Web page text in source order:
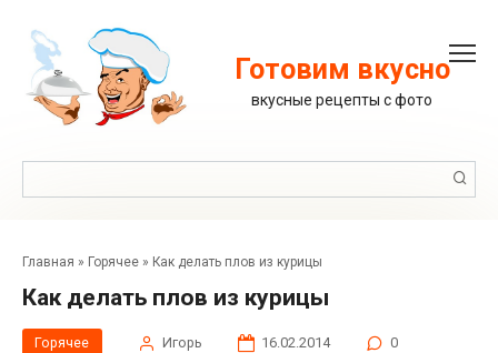
контенту
Готовим вкусно
вкусные рецепты с фото
Главная » Горячее » Как делать плов из курицы
Как делать плов из курицы
Горячее Игорь 16.02.2014
0